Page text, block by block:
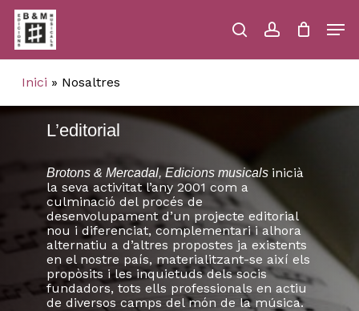
Skip
main
content
searchaccount
Close
Inici » Nosaltres
L’editorial
Brotons & Mercadal, Edicions musicals inicià
la seva activitat l’any 2001 com a
culminació del procés de
desenvolupament d’un projecte editorial
nou i diferenciat, complementari i alhora
alternatiu a d’altres propostes ja existents
en el nostre país, materialitzant-se així els
propòsits i les inquietuds dels socis
fundadors, tots ells professionals en actiu
de diversos camps del món de la música.
Menu